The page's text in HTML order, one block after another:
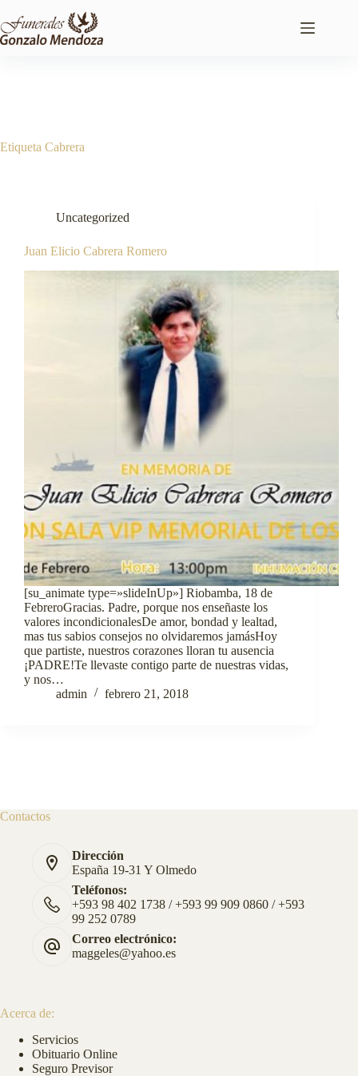
al
contenido
Etiqueta Cabrera
Uncategorized
Juan Elicio Cabrera Romero
[su_animate type=»slideInUp»] Riobamba, 18 de
FebreroGracias. Padre, porque nos enseñaste los
valores incondicionalesDe amor, bondad y lealtad,
mas tus sabios consejos no olvidaremos jamásHoy
que partiste, nuestros corazones lloran tu ausencia
¡PADRE!Te llevaste contigo parte de nuestras vidas,
y nos…
admin
febrero 21, 2018
Contactos
Dirección
España 19-31 Y Olmedo
Teléfonos:
+593 98 402 1738 / +593 99 909 0860 / +593
99 252 0789
Correo electrónico:
maggeles@yahoo.es
Acerca de:
Servicios
Obituario Online
Seguro Previsor